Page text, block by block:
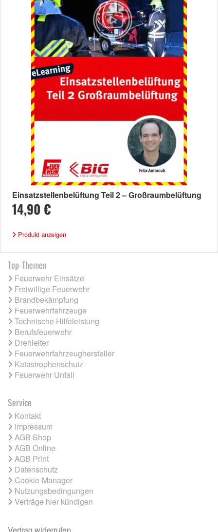
Einsatzstellenbelüftung Teil 2 – Großraumbelüftung
14,90 €
Produkt anzeigen
Top-Themen
Feuerwehr Einsätze
Freiwillige Feuerwehr
Brandbekämpfung
Feuerwehrfahrzeuge
Technische Hilfeleistung
Berufsfeuerwehr
Drehleiter
Feuerwehrfahrzeughersteller
Katastrophenschutz
Feuerwehr Unfall
Service
Kontakt
Impressum
AGB Shop
AGB Online
AGB Print
Datenschutz
Cookie-Manager
Nutzungsbedingungen
Verträge hier kündigen
Vertrag widerrufen